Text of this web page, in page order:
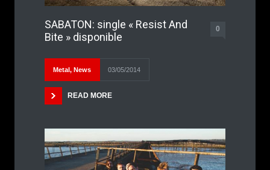
SABATON: single « Resist And
Bite » disponible
0
Metal, News 03/05/2014
READ MORE